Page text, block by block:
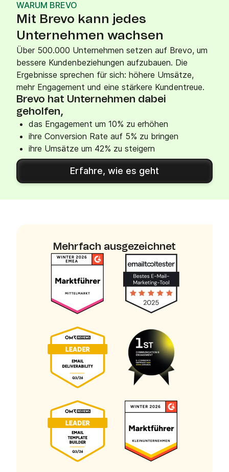
WARUM BREVO
Mit Brevo kann jedes
Unternehmen wachsen
Über 500.000 Unternehmen setzen auf Brevo, um
bessere Kundenbeziehungen aufzubauen. Die
Ergebnisse sprechen für sich: höhere Umsätze,
mehr Engagement und eine stärkere Kundentreue.
Brevo hat Unternehmen dabei
geholfen,
das Engagement um 10% zu erhöhen
ihre Conversion Rate auf 5% zu bringen
ihre Umsätze um 42% zu steigern
Erfahre, wie es geht
Mehrfach ausgezeichnet